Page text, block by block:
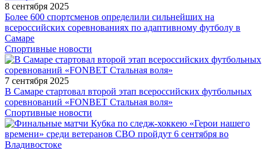
8 сентября 2025
Более 600 спортсменов определили сильнейших на
всероссийских соревнованиях по адаптивному футболу в
Самаре
Спортивные новости
7 сентября 2025
В Самаре стартовал второй этап всероссийских футбольных
соревнований «FONBET Стальная воля»
Спортивные новости